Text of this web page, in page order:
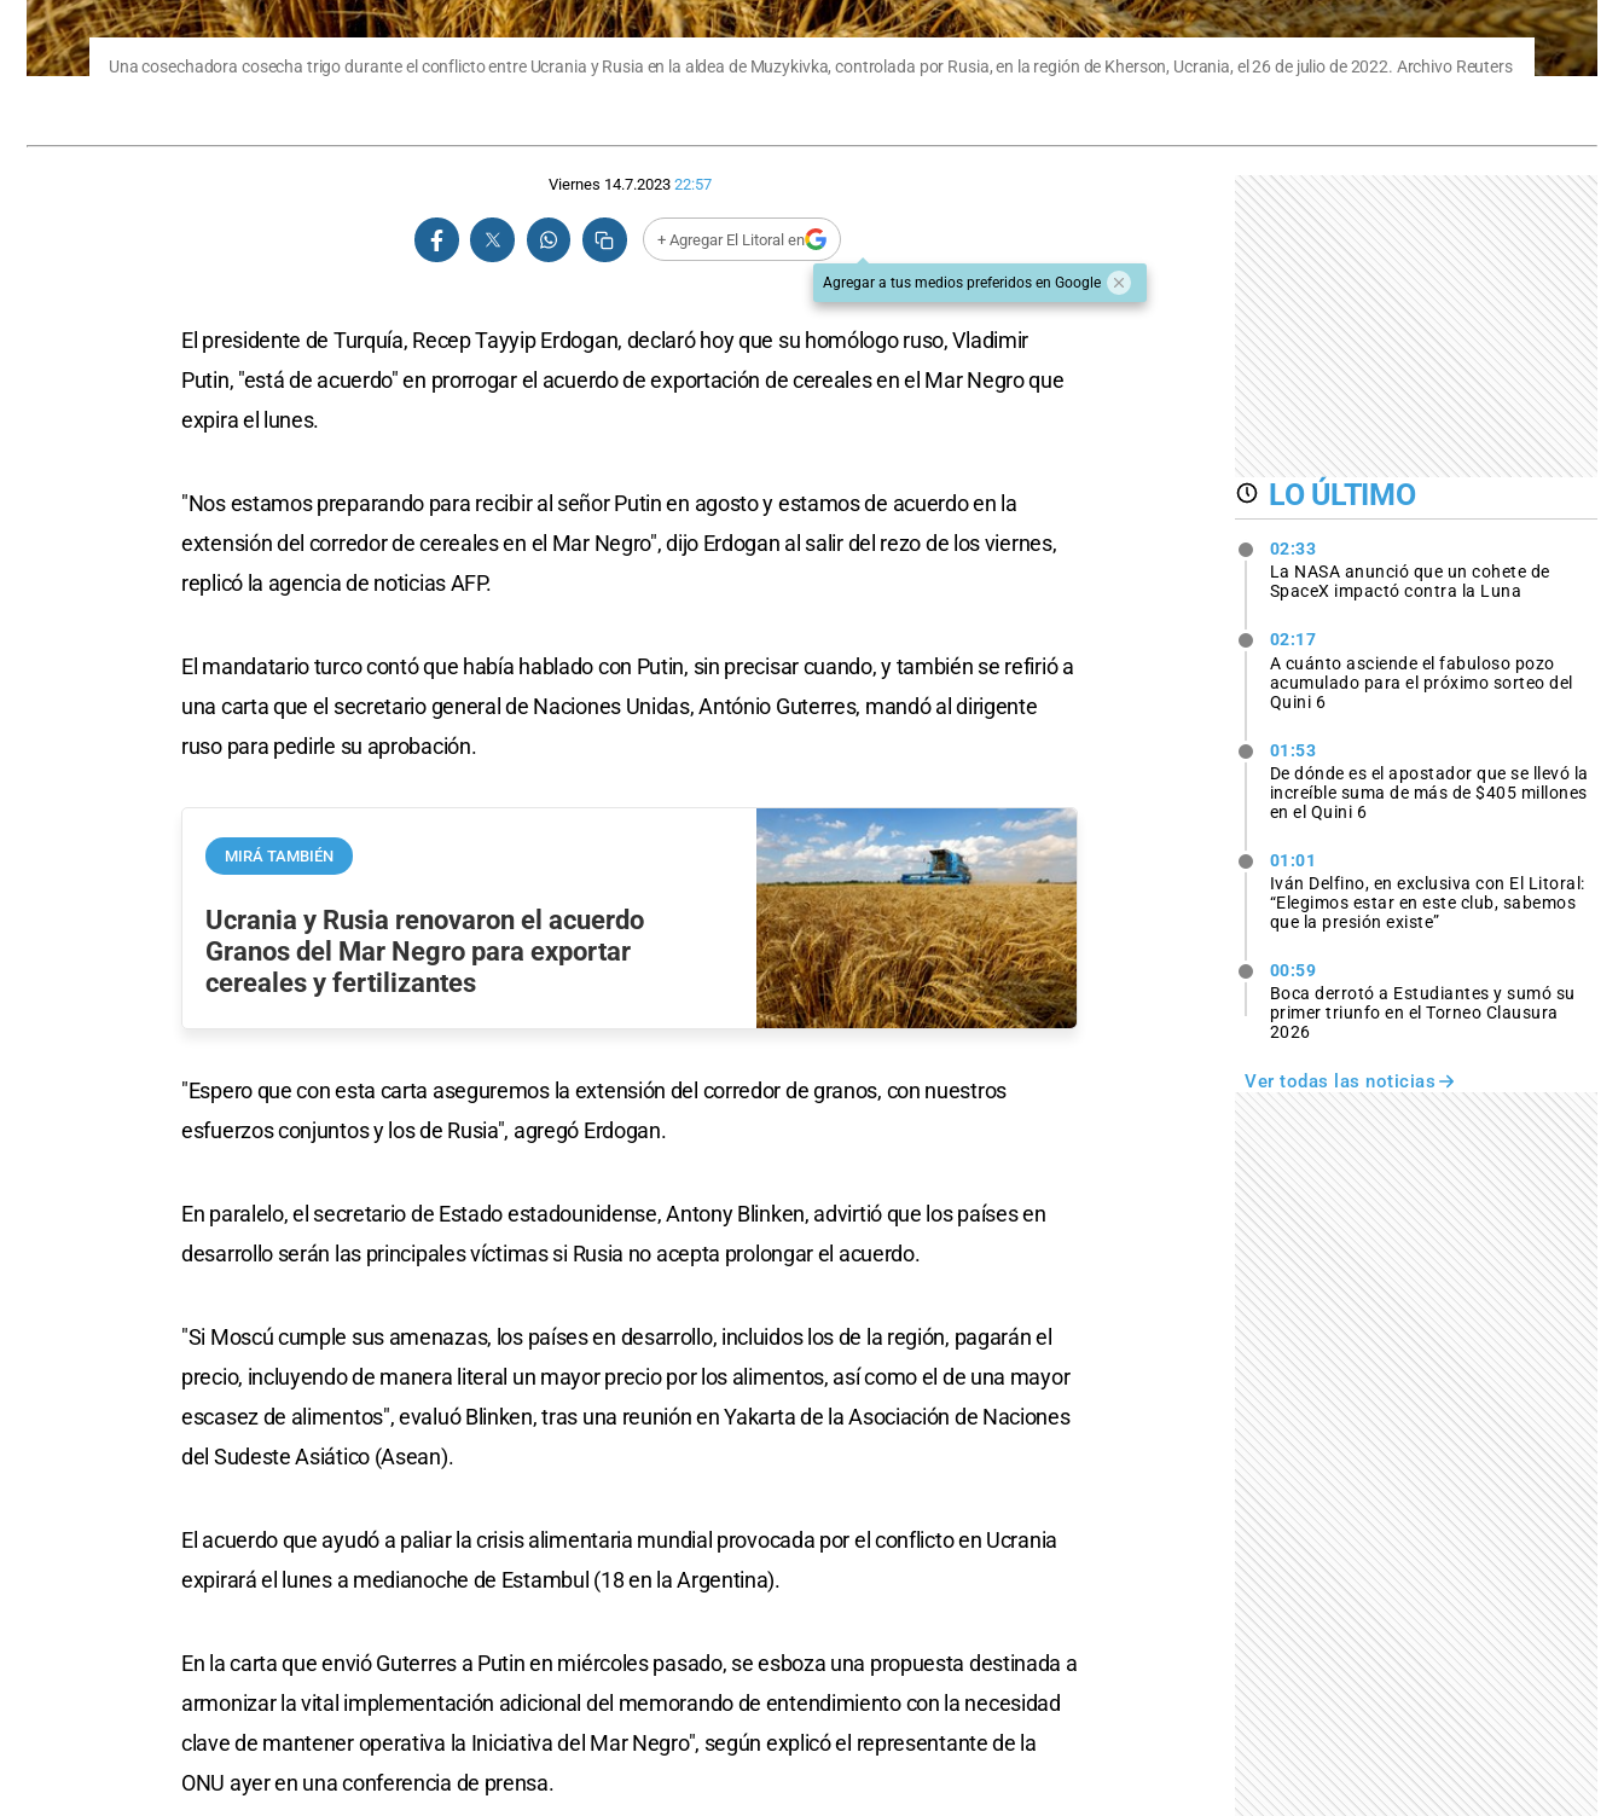
Una cosechadora cosecha trigo durante el conflicto entre Ucrania y Rusia en la aldea de Muzykivka, controlada por Rusia, en la región de Kherson, Ucrania, el 26 de julio de 2022. Archivo Reuters
Viernes 14.7.2023 22:57
+ Agregar El Litoral en
Agregar a tus medios preferidos en Google
El presidente de Turquía, Recep Tayyip Erdogan, declaró hoy que su homólogo ruso, Vladimir
Putin, "está de acuerdo" en prorrogar el acuerdo de exportación de cereales en el Mar Negro que
expira el lunes.
"Nos estamos preparando para recibir al señor Putin en agosto y estamos de acuerdo en la
extensión del corredor de cereales en el Mar Negro", dijo Erdogan al salir del rezo de los viernes,
replicó la agencia de noticias AFP.
El mandatario turco contó que había hablado con Putin, sin precisar cuando, y también se refirió a
una carta que el secretario general de Naciones Unidas, António Guterres, mandó al dirigente
ruso para pedirle su aprobación.
MIRÁ TAMBIÉN
Ucrania y Rusia renovaron el acuerdo
Granos del Mar Negro para exportar
cereales y fertilizantes
"Espero que con esta carta aseguremos la extensión del corredor de granos, con nuestros
esfuerzos conjuntos y los de Rusia", agregó Erdogan.
En paralelo, el secretario de Estado estadounidense, Antony Blinken, advirtió que los países en
desarrollo serán las principales víctimas si Rusia no acepta prolongar el acuerdo.
"Si Moscú cumple sus amenazas, los países en desarrollo, incluidos los de la región, pagarán el
precio, incluyendo de manera literal un mayor precio por los alimentos, así como el de una mayor
escasez de alimentos", evaluó Blinken, tras una reunión en Yakarta de la Asociación de Naciones
del Sudeste Asiático (Asean).
El acuerdo que ayudó a paliar la crisis alimentaria mundial provocada por el conflicto en Ucrania
expirará el lunes a medianoche de Estambul (18 en la Argentina).
En la carta que envió Guterres a Putin en miércoles pasado, se esboza una propuesta destinada a
armonizar la vital implementación adicional del memorando de entendimiento con la necesidad
clave de mantener operativa la Iniciativa del Mar Negro", según explicó el representante de la
ONU ayer en una conferencia de prensa.
LO ÚLTIMO
02:33
La NASA anunció que un cohete de
SpaceX impactó contra la Luna
02:17
A cuánto asciende el fabuloso pozo
acumulado para el próximo sorteo del
Quini 6
01:53
De dónde es el apostador que se llevó la
increíble suma de más de $405 millones
en el Quini 6
01:01
Iván Delfino, en exclusiva con El Litoral:
“Elegimos estar en este club, sabemos
que la presión existe”
00:59
Boca derrotó a Estudiantes y sumó su
primer triunfo en el Torneo Clausura
2026
Ver todas las noticias